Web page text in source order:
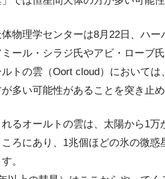
物理学センターは8月22日、ハー
ール・シラジ氏やアビ・ローブ
トの雲（Oort cloud）において
多い可能性があることを突き止め
るオールトの雲は、太陽から1万
ろにあり、1兆個ほどの氷の微惑
。